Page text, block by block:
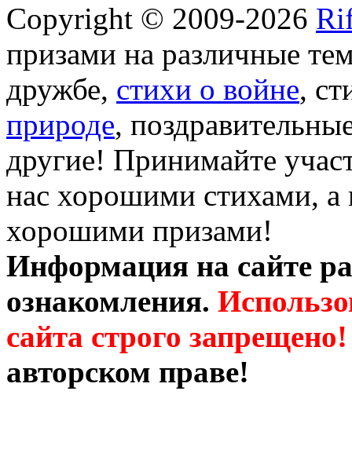
Copyright © 2009-2026
призами на различные
дружбе, стихи о войне,
природе,
другие! Принимайте
нас хорошими стихами, а
хорошими призами!
Информация на сайте
ознакомления.
сайта строго запрещено!
авторском праве!